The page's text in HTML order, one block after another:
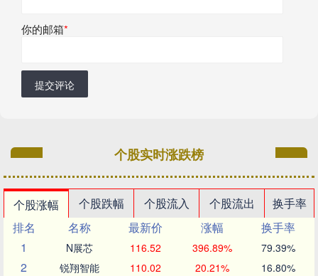
你的邮箱*
提交评论
个股实时涨跌榜
个股涨幅 个股跌幅 个股流入 个股流出
换手率
排名
名称 最新价 涨幅
换手率
1
N展芯 116.52 396.89% 79.39%
2 锐翔智能 110.02 20.21% 16.80%